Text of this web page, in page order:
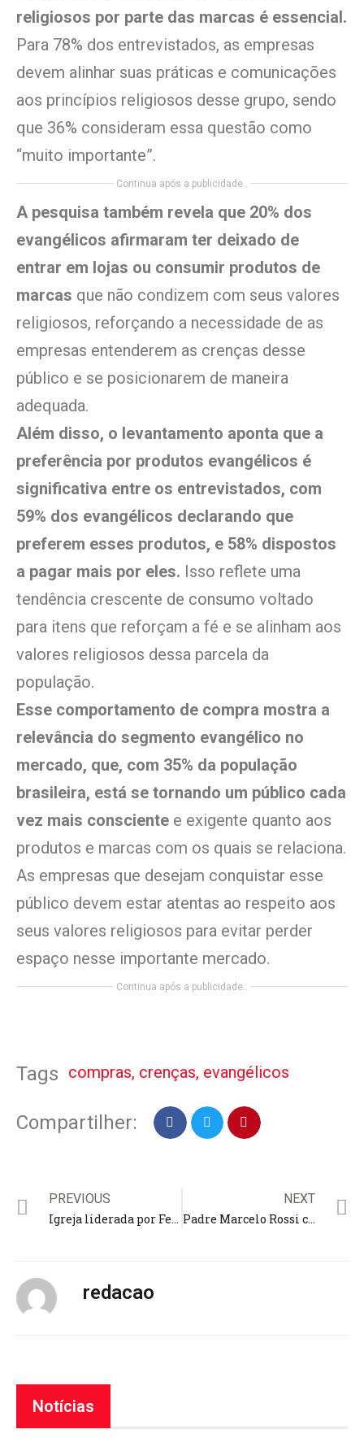
religiosos por parte das marcas é essencial.
Para 78% dos entrevistados, as empresas
devem alinhar suas práticas e comunicações
aos princípios religiosos desse grupo, sendo
que 36% consideram essa questão como
“muito importante”.
Continua após a publicidade..
A pesquisa também revela que 20% dos
evangélicos afirmaram ter deixado de
entrar em lojas ou consumir produtos de
marcas que não condizem com seus valores
religiosos, reforçando a necessidade de as
empresas entenderem as crenças desse
público e se posicionarem de maneira
adequada.
Além disso, o levantamento aponta que a
preferência por produtos evangélicos é
significativa entre os entrevistados, com
59% dos evangélicos declarando que
preferem esses produtos, e 58% dispostos
a pagar mais por eles. Isso reflete uma
tendência crescente de consumo voltado
para itens que reforçam a fé e se alinham aos
valores religiosos dessa parcela da
população.
Esse comportamento de compra mostra a
relevância do segmento evangélico no
mercado, que, com 35% da população
brasileira, está se tornando um público cada
vez mais consciente e exigente quanto aos
produtos e marcas com os quais se relaciona.
As empresas que desejam conquistar esse
público devem estar atentas ao respeito aos
seus valores religiosos para evitar perder
espaço nesse importante mercado.
Continua após a publicidade..
Tags compras, crenças, evangélicos
Compartilher:
PREVIOUS
Igreja liderada por Felippe Valadão passa a se chamar Novos Começos: “uma chance de redefinir propósitos”
NEXT
Padre Marcelo Rossi conta como a fé de Ayrton Senna o levou de volta à igreja; deixei a vida de instrutor de academia
redacao
Notícias